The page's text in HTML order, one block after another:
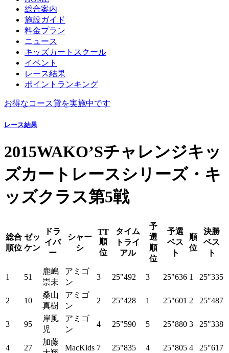
総合案内
施設ガイド
料金プラン
ニュース
キッズカートスクール
イベント
レース結果
ポイントランキング
お得なコース貸を実施中です
レース結果
2015WAKO’Sチャレンジキッ
ズカートレースシリーズ・キ
ッズクラス第5戦
総合
順位
ゼッ
ケン
ドラ
イバ
ー
シャー
シ
TT
順
位
タイム
トライ
アル
予
選
順
位
予選
ベス
ト
順
位
決勝
ベス
ト
1 51
鹿嶋
崇未
アミゴ
ン
3 25"492 3 25"636 1 25"335
2 10
桑山
真樹
アミゴ
ン
2 25"428 1 25"601 2 25"487
3 95
岸風
児
アミゴ
ン
4 25"590 5 25"880 3 25"338
4 27
加藤
MacKids 7 25"835 4 25"805 4 25"617